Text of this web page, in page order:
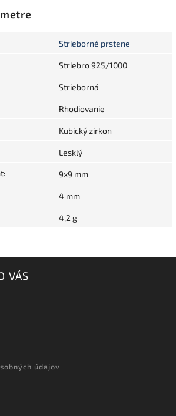
Strieborné prstene
Striebro 925/1000
Strieborná
Rhodiovanie
Kubický zirkon
Lesklý
: 9x9 mm
4 mm
4,2 g
VÁS
údajov